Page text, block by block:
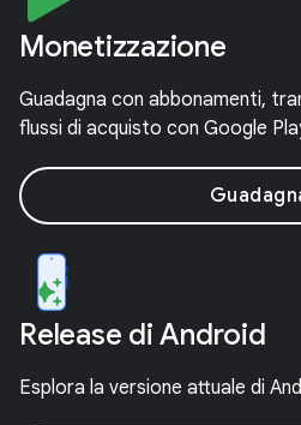
Monetizzazione
Guadagna con abbonamenti,
flussi di acquisto con Google
Release di Android
Esplora la versione attuale di